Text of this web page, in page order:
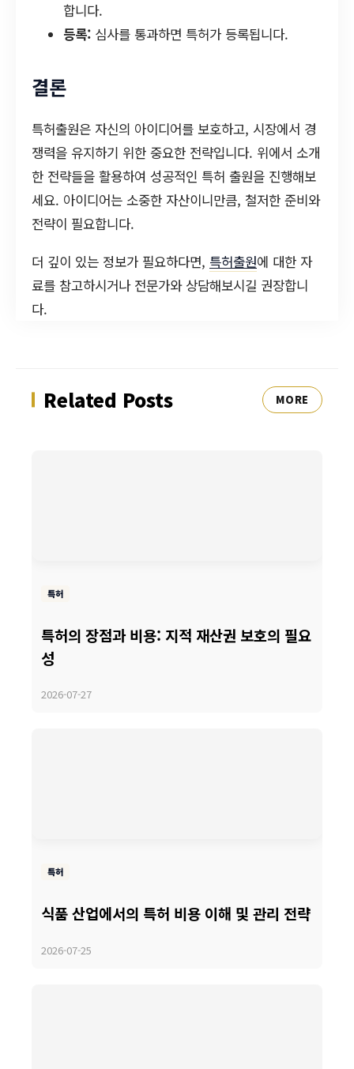
합니다.
등록: 심사를 통과하면 특허가 등록됩니다.
결론
특허출원은 자신의 아이디어를 보호하고, 시장에서 경
쟁력을 유지하기 위한 중요한 전략입니다. 위에서 소개
한 전략들을 활용하여 성공적인 특허 출원을 진행해보
세요. 아이디어는 소중한 자산이니만큼, 철저한 준비와
전략이 필요합니다.
더 깊이 있는 정보가 필요하다면, 특허출원에 대한 자
료를 참고하시거나 전문가와 상담해보시길 권장합니
다.
Related Posts MORE
특허
특허의 장점과 비용: 지적 재산권 보호의 필요
성
2026-07-27
특허
식품 산업에서의 특허 비용 이해 및 관리 전략
2026-07-25